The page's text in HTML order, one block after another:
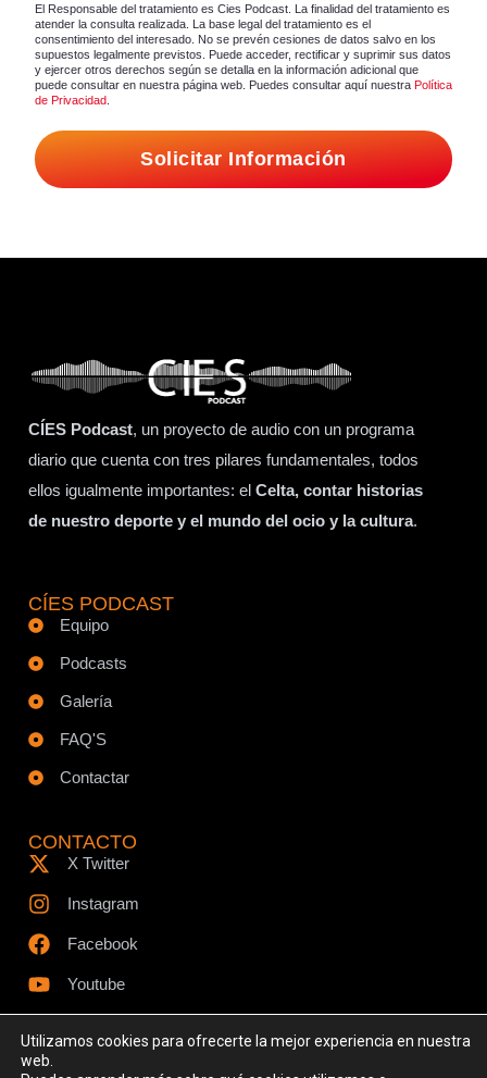
El Responsable del tratamiento es Cies Podcast. La finalidad del tratamiento es
atender la consulta realizada. La base legal del tratamiento es el
consentimiento del interesado. No se prevén cesiones de datos salvo en los
supuestos legalmente previstos. Puede acceder, rectificar y suprimir sus datos
y ejercer otros derechos según se detalla en la información adicional que
puede consultar en nuestra página web. Puedes consultar aquí nuestra Política
de Privacidad
Solicitar Información
CÍES Podcast, un proyecto de audio con un programa
diario que cuenta con tres pilares fundamentales, todos
ellos igualmente importantes: el Celta, contar historias
de nuestro deporte y el mundo del ocio y la cultura.
CÍES PODCAST
Equipo
Podcasts
Galería
FAQ'S
Contactar
CONTACTO
X Twitter
Instagram
Facebook
Youtube
Utilizamos cookies para ofrecerte la mejor experiencia en nuestra
web.